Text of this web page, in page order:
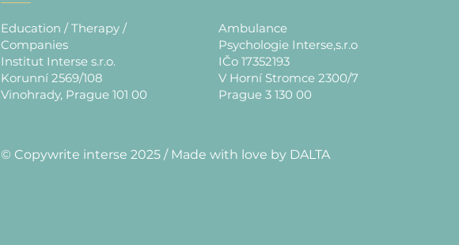
Education / Therapy /
Companies
Institut Interse s.r.o.
Korunní 2569/108
Vinohrady, Prague 101 00
​Ambulance
Psychologie Interse,s.r.o
IČo 17352193
V Horní Stromce 2300/7
Prague 3 130 00
​© Copywrite interse 2025 / Made with love by DALTA